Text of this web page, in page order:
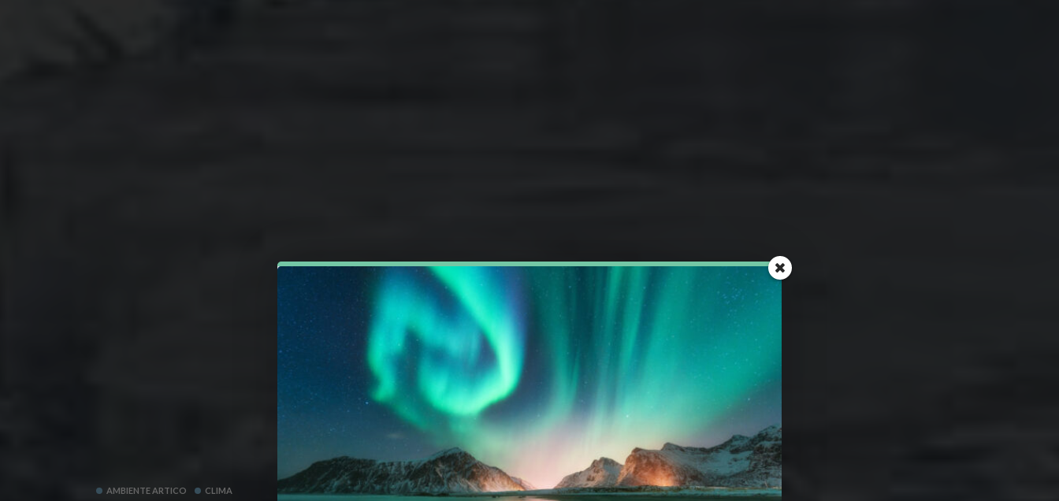
AMBIENTE ARTICO CLIMA